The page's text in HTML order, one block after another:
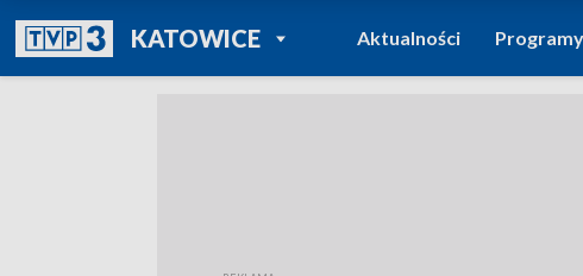
KATOWICEPOWRÓT DO
TVP REGIONY
Aktualności Programy